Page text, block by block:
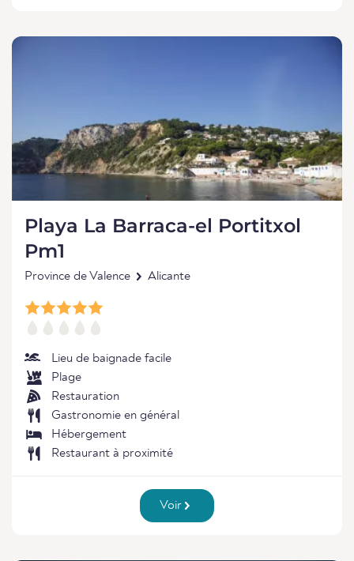
Playa La Barraca-el Portitxol
Pm1
Province de Valence Alicante
Lieu de baignade facile
Plage
Restauration
Gastronomie en général
Hébergement
Restaurant à proximité
Voir